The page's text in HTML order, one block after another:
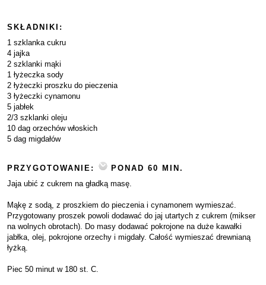
SKŁADNIKI:
1 szklanka cukru
4 jajka
2 szklanki mąki
1 łyżeczka sody
2 łyżeczki proszku do pieczenia
3 łyżeczki cynamonu
5 jabłek
2/3 szklanki oleju
10 dag orzechów włoskich
5 dag migdałów
PRZYGOTOWANIE:
PONAD 60 MIN.
Jaja ubić z cukrem na gładką masę.
Mąkę z sodą, z proszkiem do pieczenia i cynamonem wymieszać.
Przygotowany proszek powoli dodawać do jaj utartych z cukrem (mikser
na wolnych obrotach). Do masy dodawać pokrojone na duże kawałki
jabłka, olej, pokrojone orzechy i migdały. Całość wymieszać drewnianą
łyżką.
Piec 50 minut w 180 st. C.